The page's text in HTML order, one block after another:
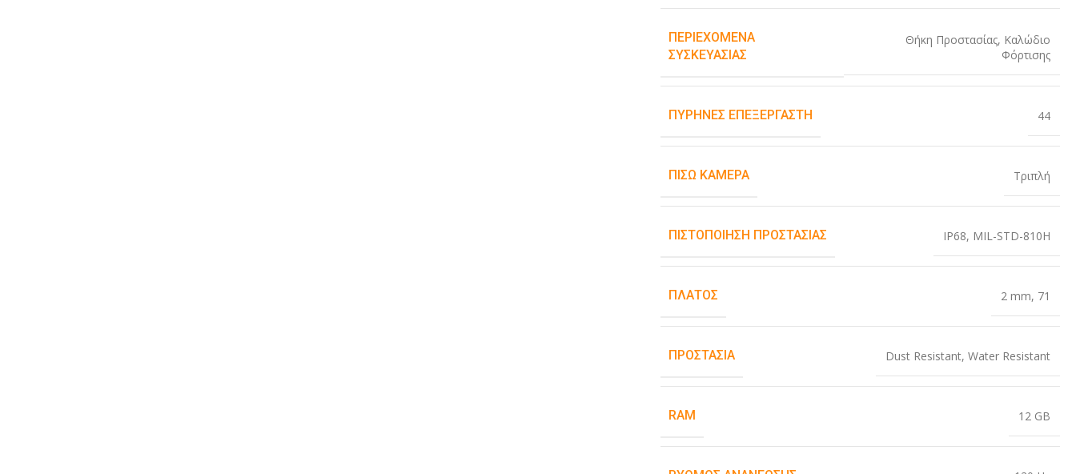
ΠΕΡΙΕΧΌΜΕΝΑ
ΣΥΣΚΕΥΑΣΊΑΣ
Θήκη Προστασίας, Καλώδιο
Φόρτισης
ΠΥΡΉΝΕΣ ΕΠΕΞΕΡΓΑΣΤΉ 44
ΠΊΣΩ ΚΆΜΕΡΑ Τριπλή
ΠΙΣΤΟΠΟΊΗΣΗ ΠΡΟΣΤΑΣΊΑΣ IP68, MIL-STD-810H
ΠΛΆΤΟΣ 2 mm, 71
ΠΡΟΣΤΑΣΊΑ Dust Resistant, Water Resistant
RAM 12 GB